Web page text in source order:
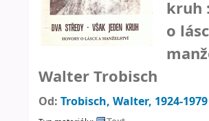
kruh
o
Walter Trobisch
Od: Trobisch, Walter, 1924-1979